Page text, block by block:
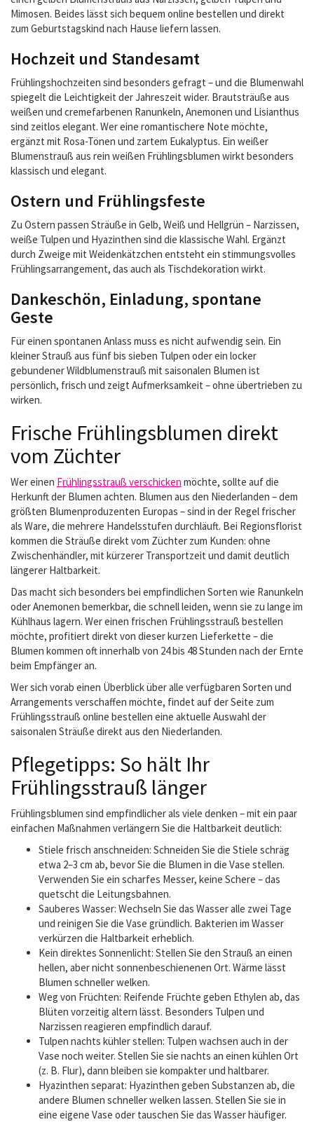
Mimosen. Beides lässt sich bequem online bestellen und direkt
zum Geburtstagskind nach Hause liefern lassen.
Hochzeit und Standesamt
Frühlingshochzeiten sind besonders gefragt – und die Blumenwahl
spiegelt die Leichtigkeit der Jahreszeit wider. Brautsträuße aus
weißen und cremefarbenen Ranunkeln, Anemonen und Lisianthus
sind zeitlos elegant. Wer eine romantischere Note möchte,
ergänzt mit Rosa-Tönen und zartem Eukalyptus. Ein weißer
Blumenstrauß aus rein weißen Frühlingsblumen wirkt besonders
klassisch und elegant.
Ostern und Frühlingsfeste
Zu Ostern passen Sträuße in Gelb, Weiß und Hellgrün – Narzissen,
weiße Tulpen und Hyazinthen sind die klassische Wahl. Ergänzt
durch Zweige mit Weidenkätzchen entsteht ein stimmungsvolles
Frühlingsarrangement, das auch als Tischdekoration wirkt.
Dankeschön, Einladung, spontane
Geste
Für einen spontanen Anlass muss es nicht aufwendig sein. Ein
kleiner Strauß aus fünf bis sieben Tulpen oder ein locker
gebundener Wildblumenstrauß mit saisonalen Blumen ist
persönlich, frisch und zeigt Aufmerksamkeit – ohne übertrieben zu
wirken.
Frische Frühlingsblumen direkt
vom Züchter
Wer einen Frühlingsstrauß verschicken möchte, sollte auf die
Herkunft der Blumen achten. Blumen aus den Niederlanden – dem
größten Blumenproduzenten Europas – sind in der Regel frischer
als Ware, die mehrere Handelsstufen durchläuft. Bei Regionsflorist
kommen die Sträuße direkt vom Züchter zum Kunden: ohne
Zwischenhändler, mit kürzerer Transportzeit und damit deutlich
längerer Haltbarkeit.
Das macht sich besonders bei empfindlichen Sorten wie Ranunkeln
oder Anemonen bemerkbar, die schnell leiden, wenn sie zu lange im
Kühlhaus lagern. Wer einen frischen Frühlingsstrauß bestellen
möchte, profitiert direkt von dieser kurzen Lieferkette – die
Blumen kommen oft innerhalb von 24 bis 48 Stunden nach der Ernte
beim Empfänger an.
Wer sich vorab einen Überblick über alle verfügbaren Sorten und
Arrangements verschaffen möchte, findet auf der Seite zum
Frühlingsstrauß online bestellen eine aktuelle Auswahl der
saisonalen Sträuße direkt aus den Niederlanden.
Pflegetipps: So hält Ihr
Frühlingsstrauß länger
Frühlingsblumen sind empfindlicher als viele denken – mit ein paar
einfachen Maßnahmen verlängern Sie die Haltbarkeit deutlich:
Stiele frisch anschneiden: Schneiden Sie die Stiele schräg
etwa 2–3 cm ab, bevor Sie die Blumen in die Vase stellen.
Verwenden Sie ein scharfes Messer, keine Schere – das
quetscht die Leitungsbahnen.
Sauberes Wasser: Wechseln Sie das Wasser alle zwei Tage
und reinigen Sie die Vase gründlich. Bakterien im Wasser
verkürzen die Haltbarkeit erheblich.
Kein direktes Sonnenlicht: Stellen Sie den Strauß an einen
hellen, aber nicht sonnenbeschienenen Ort. Wärme lässt
Blumen schneller welken.
Weg von Früchten: Reifende Früchte geben Ethylen ab, das
Blüten vorzeitig altern lässt. Besonders Tulpen und
Narzissen reagieren empfindlich darauf.
Tulpen nachts kühler stellen: Tulpen wachsen auch in der
Vase noch weiter. Stellen Sie sie nachts an einen kühlen Ort
(z. B. Flur), dann bleiben sie kompakter und haltbarer.
Hyazinthen separat: Hyazinthen geben Substanzen ab, die
andere Blumen schneller welken lassen. Stellen Sie sie in
eine eigene Vase oder tauschen Sie das Wasser häufiger.